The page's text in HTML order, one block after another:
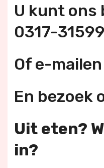
U kunt ons
0317-
Of e-
En bezoek
Uit eten?
in?